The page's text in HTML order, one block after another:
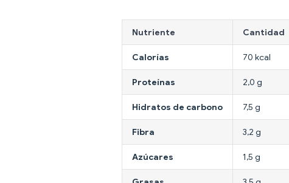
Nutriente Cantidad
Calorías 70 kcal
Proteínas 2,0 g
Hidratos de carbono 7,5 g
Fibra 3,2 g
Azúcares 1,5 g